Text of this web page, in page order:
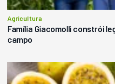
Agricultura
Família Giacomolli constrói
campo